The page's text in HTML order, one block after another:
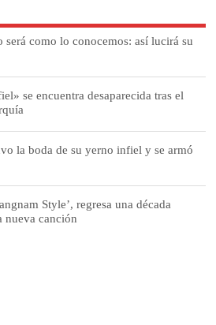
será como lo conocemos: así lucirá su
se encuentra desaparecida tras el
la boda de su yerno infiel y se armó
Style’, regresa una década
nueva canción